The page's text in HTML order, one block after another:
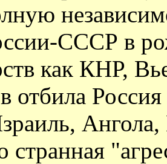
СССР в
как КНР,
отбила
странная